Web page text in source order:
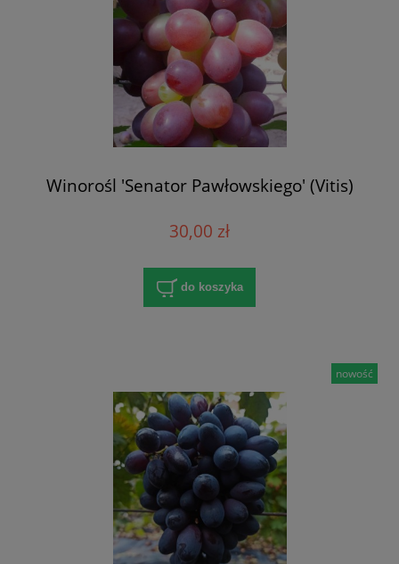
Winorośl 'Senator Pawłowskiego' (Vitis)
30,00 zł
do koszyka
nowość